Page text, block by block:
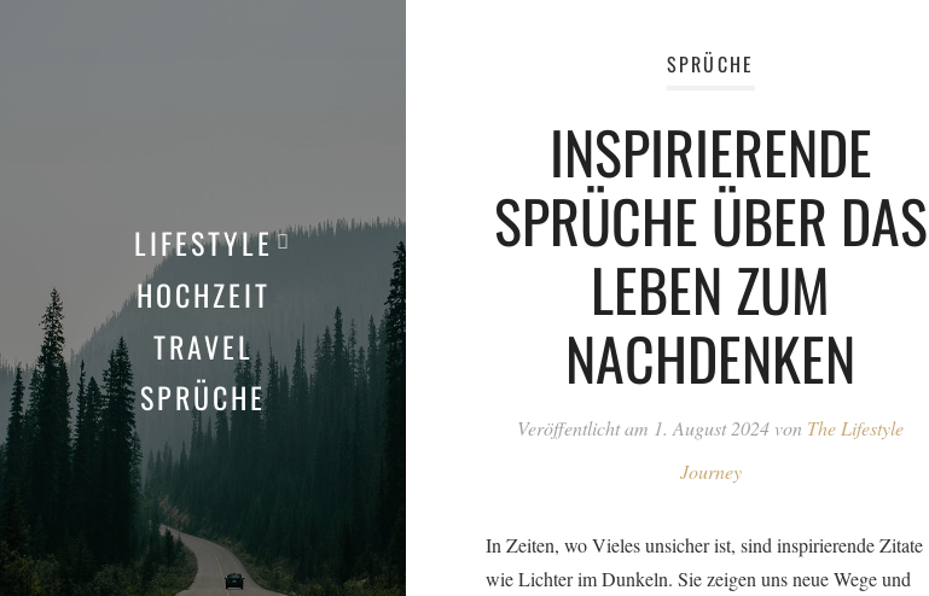
LIFESTYLE
HOCHZEIT
TRAVEL
SPRÜCHE
SPRÜCHE
INSPIRIERENDE
SPRÜCHE ÜBER DAS
LEBEN ZUM
NACHDENKEN
Veröffentlicht am 1. August 2024 von The Lifestyle
Journey
In Zeiten, wo Vieles unsicher ist, sind inspirierende Zitate
wie Lichter im Dunkeln. Sie zeigen uns neue Wege und